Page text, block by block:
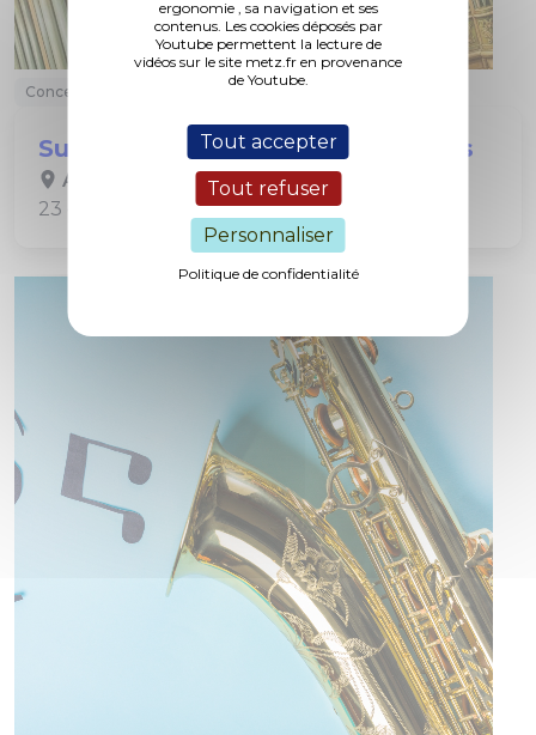
ergonomie , sa navigation et ses
contenus. Les cookies déposés par
Youtube permettent la lecture de
vidéos sur le site metz.fr en provenance
de Youtube.
Tout accepter
Tout refuser
Personnaliser
Politique de confidentialité
Concert
Sur la route magistrale des orgues
A Metz
23 et 30 juillet & 6, 13 et 20 août à 19h